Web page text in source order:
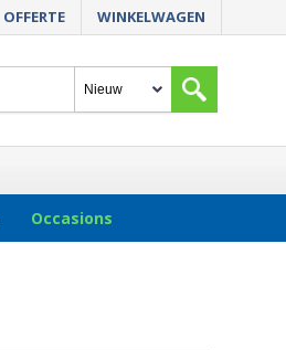
OFFERTE WINKELWAGEN
Occasions